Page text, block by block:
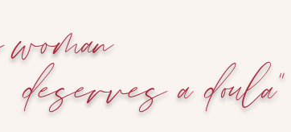
a doula"